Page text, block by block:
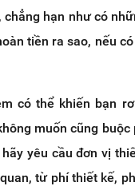
hạn như có
tiền ra sao, nếu
có thể khiến bạn
muốn cũng buộc
yêu cầu đơn vị
từ phí thiết kế,